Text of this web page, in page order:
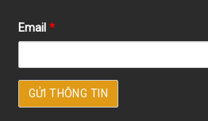
Email *